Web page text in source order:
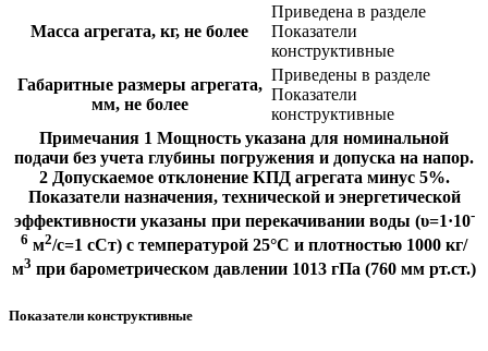
Масса агрегата, кг, не более
Приведена в разделе
Показатели
конструктивные
Габаритные размеры агрегата,
мм, не более
Приведены в разделе
Показатели
конструктивные
Примечания 1 Мощность указана для номинальной
подачи без учета глубины погружения и допуска на напор.
2 Допускаемое отклонение КПД агрегата минус 5%.
Показатели назначения, технической и энергетической
эффективности указаны при перекачивании воды (υ=1·10-
6 м2/с=1 сСт) с температурой 25°С и плотностью 1000 кг/
м3 при барометрическом давлении 1013 гПа (760 мм рт.ст.)
Показатели конструктивные